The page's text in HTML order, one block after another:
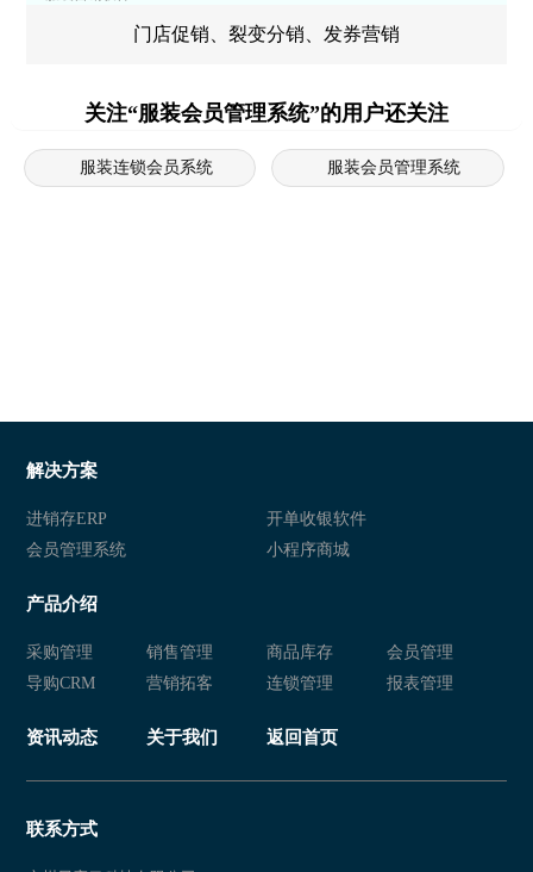
门店促销、裂变分销、发券营销
关注“服装会员管理系统”的用户还关注
服装连锁会员系统 服装会员管理系统
解决方案
进销存ERP
开单收银软件
会员管理系统
小程序商城
产品介绍
采购管理 销售管理 商品库存
会员管理
导购CRM
营销拓客 连锁管理 报表管理
资讯动态 关于我们 返回首页
联系方式